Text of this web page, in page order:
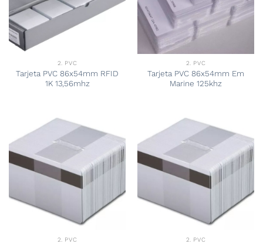
2. PVC
Tarjeta PVC 86x54mm RFID
1K 13,56mhz
2. PVC
Tarjeta PVC 86x54mm Em
Marine 125khz
2. PVC 2. PVC